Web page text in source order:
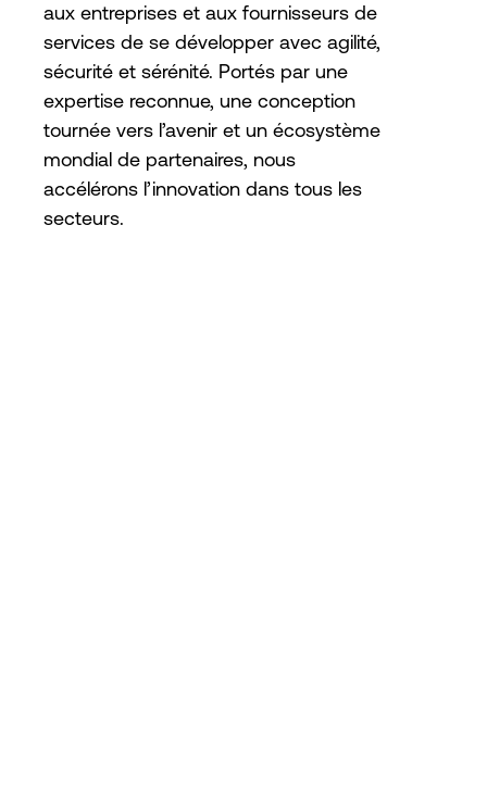
aux entreprises et aux fournisseurs de
services de se développer avec agilité,
sécurité et sérénité. Portés par une
expertise reconnue, une conception
tournée vers l’avenir et un écosystème
mondial de partenaires, nous
accélérons l’innovation dans tous les
secteurs.